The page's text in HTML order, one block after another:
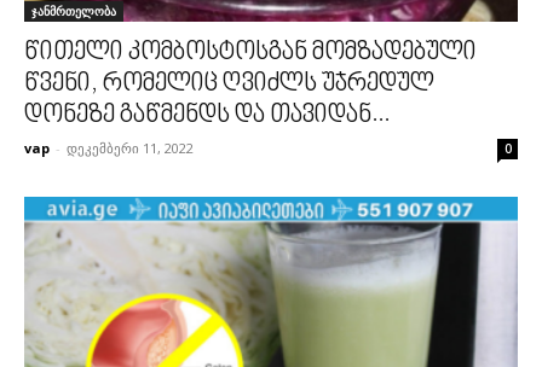
ჯანმრთელობა
წითელი კომბოსტოსგან მომზადებული
წვენი, რომელიც ღვიძლს უჯრედულ
დონეზე გაწმენდს და თავიდან...
vap - დეკემბერი 11, 2022 0